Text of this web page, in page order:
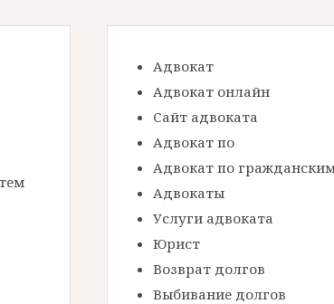
Адвокат
Адвокат онлайн
Сайт адвоката
Адвокат по
Адвокат по
Адвокаты
Услуги адвоката
Юрист
Возврат долгов
Выбивание долгов